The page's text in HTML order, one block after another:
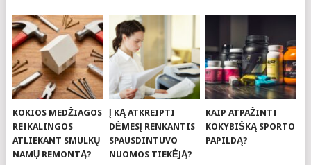
KOKIOS MEDŽIAGOS
REIKALINGOS
ATLIEKANT SMULKŲ
NAMŲ REMONTĄ?
Į KĄ ATKREIPTI
DĖMESĮ RENKANTIS
SPAUSDINTUVO
NUOMOS TIEKĖJĄ?
KAIP ATPAŽINTI
KOKYBIŠKĄ SPORTO
PAPILDĄ?